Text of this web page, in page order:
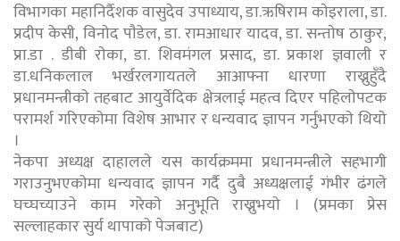
विभागका महानिर्दैशक वासुदेव उपाध्याय, डा.ऋषिराम काेइराला, डा.
प्रदीप केसी, विनाेद पाैडेल, डा. रामआधार यादव, डा. सन्ताेष ठाकुर,
प्रा.डा . डीबी राेका, डा. शिवमंगल प्रसाद, डा. प्रकाश ज्ञवाली र
डा.धनिकलाल भर्खरलगायतले आआफ्ना धारणा राख्नुहुँदै
प्रधानमन्त्रीकाे तहबाट आयुर्वेदिक क्षेत्रलाई महत्व दिएर पहिलाेपटक
परामर्श गरिएकाेमा विशेष आभार र धन्यवाद ज्ञापन गर्नुभएकाे थियाे
।
नेकपा अध्यक्ष दाहालले यस कार्यक्रममा प्रधानमन्त्रीले सहभागी
गराउनुभएकाेमा धन्यवाद ज्ञापन गर्दै दुबै अध्यक्षलाई गंभीर ढंगले
घच्घच्याउने काम गरेकाे अनुभूति राख्नुभयाे । (प्रमका प्रेस
सल्लाहकार सुर्य थापाकाे पेजबाट)